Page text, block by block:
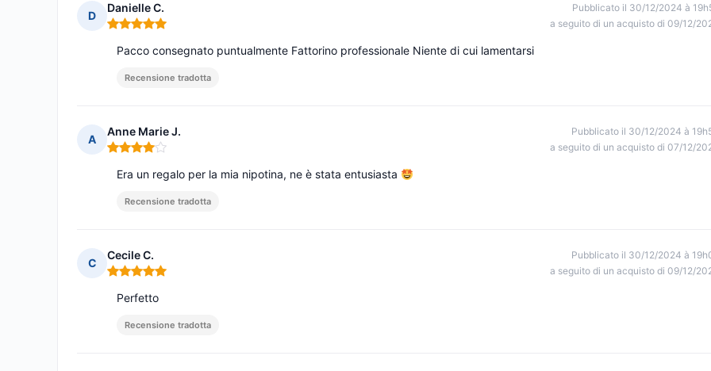
D
Danielle C.
Nota: 5 su 5
Pubblicato il 30/12/2024 à
a seguito di un acquisto di 09/12/
Pacco consegnato puntualmente Fattorino professionale Niente di cui lamentarsi
Recensione tradotta
A
Anne Marie J.
Nota: 4 su 5
Pubblicato il 30/12/2024 à
a seguito di un acquisto di 07/12/
Era un regalo per la mia nipotina, ne è stata entusiasta
Recensione tradotta
C
Cecile C.
Nota: 5 su 5
Pubblicato il 30/12/2024 à
a seguito di un acquisto di 09/12/
Perfetto
Recensione tradotta